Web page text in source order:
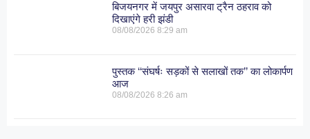
बिजयनगर में जयपुर असारवा ट्रैन ठहराव को
दिखाएंगे हरी झंडी
08/08/20268:29 am
पुस्तक ‘‘संघर्षः सड़कों से सलाखों तक’’ का लोकार्पण
आज
08/08/20268:26 am